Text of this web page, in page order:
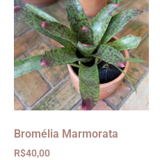
Bromélia Marmorata
R$40,00